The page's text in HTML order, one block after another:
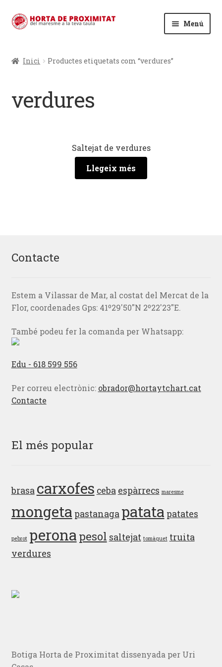
Salta
a
Vés
al
Menú
Inici Productes etiquetats com “verdures”
verdures
Saltejat de verdures
Llegeix més
Contacte
Estem a Vilassar de Mar, al costat del Mercat de la
Flor, coordenades Gps: 41º29'50"N 2º22'23"E.
També podeu fer la comanda per Whatsapp:
Edu - 618 599 556
Per correu electrònic: obrador@hortaytchart.cat
Contacte
El més popular
brasa carxofes ceba espàrrecs maresme
mongeta pastanaga patata patates
pebrot perona pesol saltejat tomàquet truita
verdures
Botiga Horta de Proximitat dissenyada per Uri